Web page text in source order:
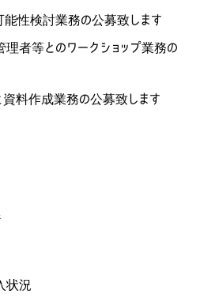
性検討業務の公募致します
者等とのワークショップ業務の
料作成業務の公募致します
状況